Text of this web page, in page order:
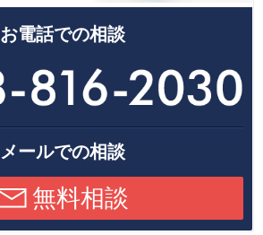
お電話での相談
メールでの相談
無料相談